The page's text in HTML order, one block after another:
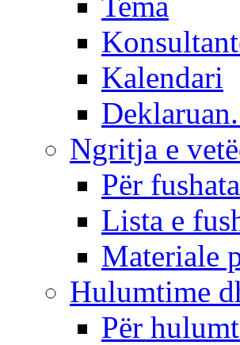
Kalendari
Ngritja e
Për
Lista e
Materiale
Hulumtime
Për